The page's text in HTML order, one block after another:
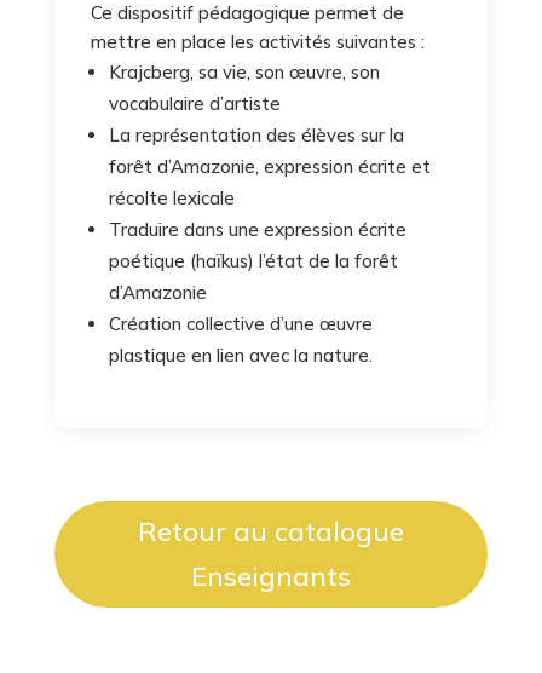
Ce dispositif pédagogique permet de
mettre en place les activités suivantes :
Krajcberg, sa vie, son œuvre, son
vocabulaire d’artiste
La représentation des élèves sur la
forêt d’Amazonie, expression écrite et
récolte lexicale
Traduire dans une expression écrite
poétique (haïkus) l’état de la forêt
d’Amazonie
Création collective d’une œuvre
plastique en lien avec la nature.
Retour au catalogue
Enseignants